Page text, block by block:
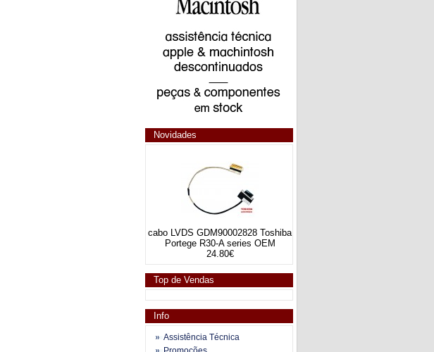
Novidades
cabo LVDS GDM90002828 Toshiba
Portege R30-A series OEM
24.80€
Top de Vendas
Info
Assistência Técnica